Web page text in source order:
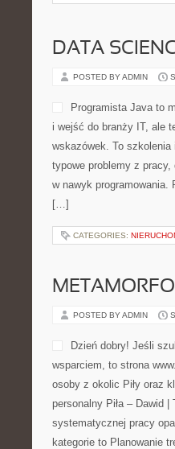
DATA
POSTED BY ADMIN
Programista Java to
i wejść do branży IT, ale
wskazówek. To szkolenia
typowe problemy z
w nawyk programowania.
[…]
CATEGORIES:
POSTED BY ADMIN
Dzień dobry! Jeśli
wsparciem, to strona
osoby z okolic Piły oraz
personalny Piła – Dawid
systematycznej pracy
kategorie to Planowanie